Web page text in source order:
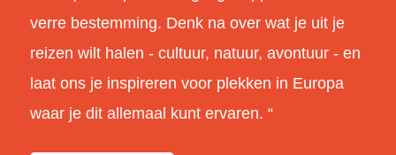
verre bestemming. Denk na over wat je uit je
reizen wilt halen - cultuur, natuur, avontuur - en
laat ons je inspireren voor plekken in Europa
waar je dit allemaal kunt ervaren. “